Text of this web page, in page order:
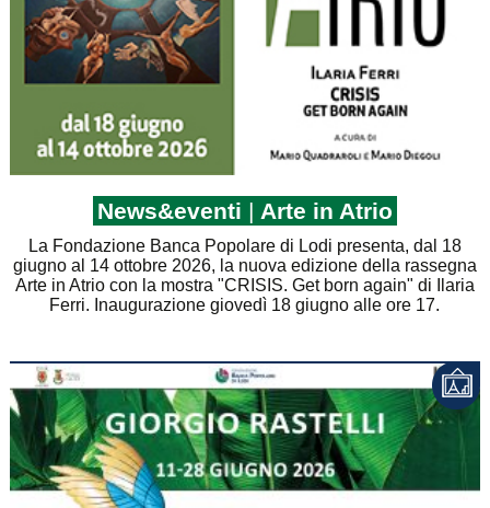
News&eventi | Arte in Atrio
La Fondazione Banca Popolare di Lodi presenta, dal 18
giugno al 14 ottobre 2026, la nuova edizione della rassegna
Arte in Atrio con la mostra "CRISIS. Get born again" di Ilaria
Ferri. Inaugurazione giovedì 18 giugno alle ore 17.